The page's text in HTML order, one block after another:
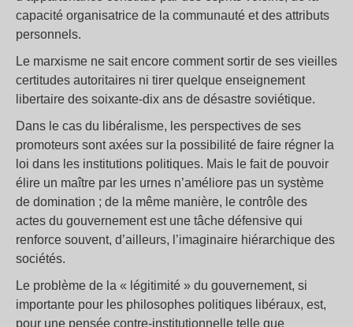
capacité organisatrice de la communauté et des attributs
personnels.
Le marxisme ne sait encore comment sortir de ses vieilles
certitudes autoritaires ni tirer quelque enseignement
libertaire des soixante-dix ans de désastre soviétique.
Dans le cas du libéralisme, les perspectives de ses
promoteurs sont axées sur la possibilité de faire régner la
loi dans les institutions politiques. Mais le fait de pouvoir
élire un maître par les urnes n’améliore pas un système
de domination ; de la même manière, le contrôle des
actes du gouvernement est une tâche défensive qui
renforce souvent, d’ailleurs, l’imaginaire hiérarchique des
sociétés.
Le problème de la « légitimité » du gouvernement, si
importante pour les philosophes politiques libéraux, est,
pour une pensée contre-institutionnelle telle que